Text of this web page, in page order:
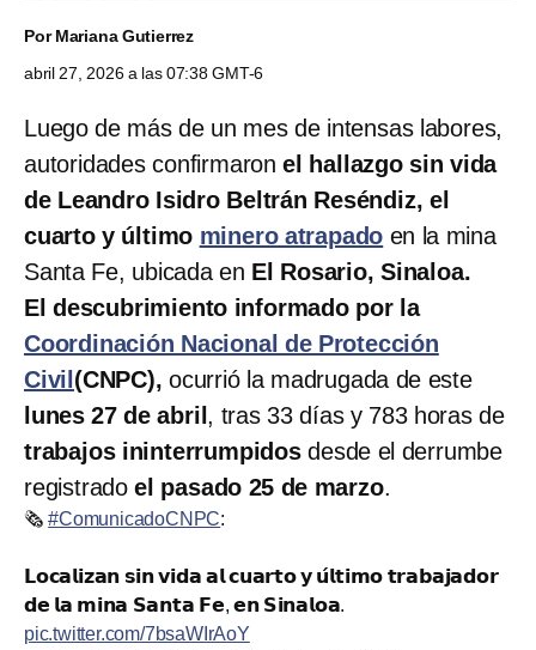
PorMariana Gutierrez
abril 27, 2026 a las 07:38 GMT-6
Luego de más de un mes de intensas labores,
autoridades confirmaronel hallazgo sin vida
de Leandro Isidro Beltrán Reséndiz, el
cuarto y último minero atrapado en la mina
Santa Fe, ubicada en El Rosario, Sinaloa.
El descubrimiento informado por la
Coordinación Nacional de Protección
Civil(CNPC),ocurrió la madrugada de este
lunes 27 de abril, tras 33 días y 783 horas de
trabajos ininterrumpidosdesde el derrumbe
registradoel pasado 25 de marzo.
🗞️#ComunicadoCNPC:
𝗟𝗼𝗰𝗮𝗹𝗶𝘇𝗮𝗻 𝘀𝗶𝗻 𝘃𝗶𝗱𝗮 𝗮𝗹 𝗰𝘂𝗮𝗿𝘁𝗼 𝘆 𝘂́𝗹𝘁𝗶𝗺𝗼 𝘁𝗿𝗮𝗯𝗮𝗷𝗮𝗱𝗼𝗿
𝗱𝗲 𝗹𝗮 𝗺𝗶𝗻𝗮 𝗦𝗮𝗻𝘁𝗮 𝗙𝗲, 𝗲𝗻 𝗦𝗶𝗻𝗮𝗹𝗼𝗮.
pic.twitter.com/7bsaWIrAoY